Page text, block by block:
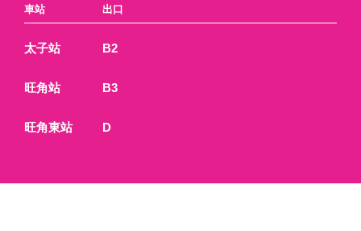
車站 出口
太子站 B2
旺角站 B3
旺角東站 D